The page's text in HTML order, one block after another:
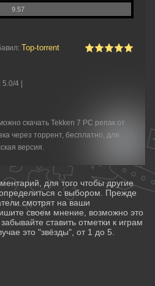
9.57
: Top-torrent
: 5.0/4 |
скачать Tekken 7 PC репак от
через торрент, бесплатно, для
версия.
для того чтобы другие
с выбором. Прежде
смотрят на ваши
своем мнение, возможно это
ставить отметки к играм
это "звёзды", от 1 до 5.